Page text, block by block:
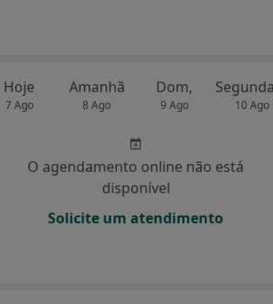
Hoje
7 Ago
Amanhã
8 Ago
Dom,
9 Ago 10 Ago
O agendamento online não está
disponível
Solicite um atendimento